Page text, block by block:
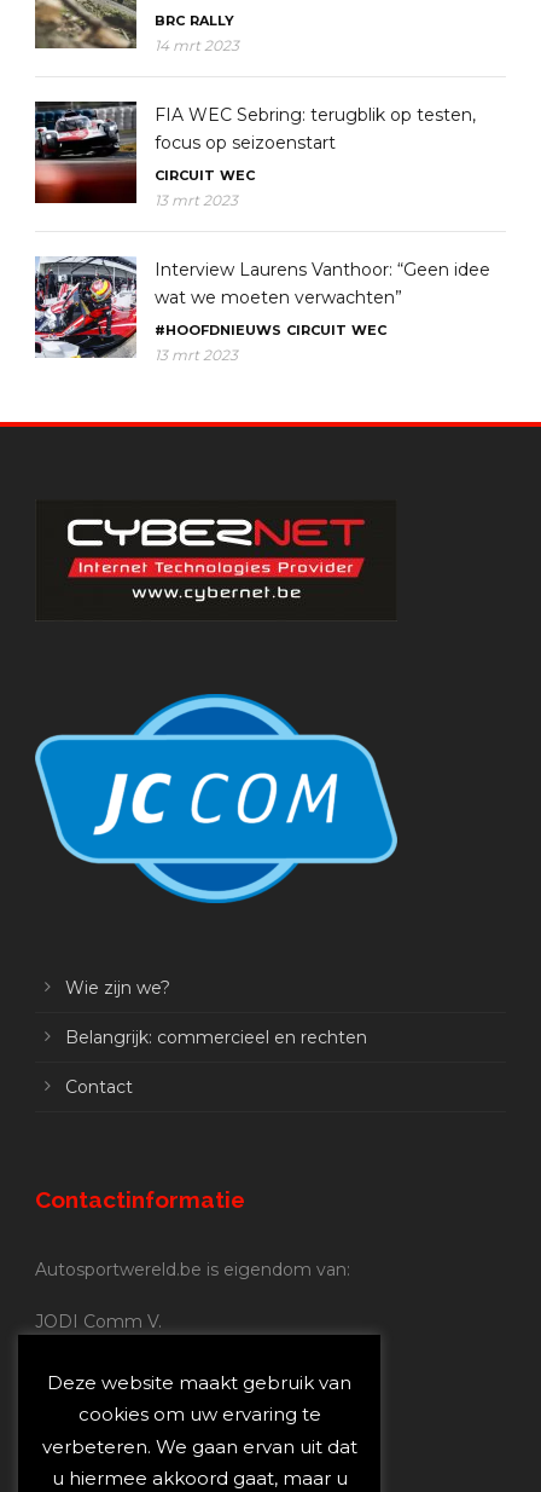
BRC RALLY
14 mrt 2023
FIA WEC Sebring: terugblik op testen,
focus op seizoenstart
CIRCUIT WEC
13 mrt 2023
Interview Laurens Vanthoor: “Geen idee
wat we moeten verwachten”
#HOOFDNIEUWS CIRCUIT WEC
13 mrt 2023
Wie zijn we?
Belangrijk: commercieel en rechten
Contact
Contactinformatie
Autosportwereld.be is eigendom van:
JODI Comm V.
Nijverheidsstraat 70
2160 Wommelgem
Autosportwereld.be:
Redactie:joost@autosportwereld.be
Deze website maakt gebruik van
cookies om uw ervaring te
verbeteren. We gaan ervan uit dat
u hiermee akkoord gaat, maar u